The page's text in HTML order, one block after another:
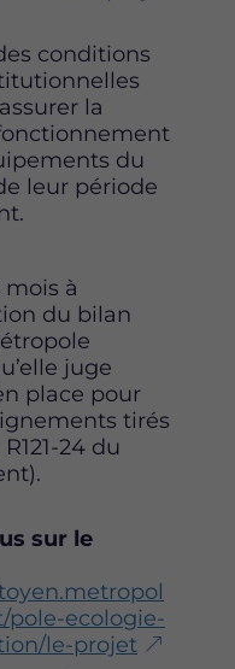
conditions
la
du
leur période
à
du bilan
juge
place pour
tirés
24 du
sur le
pole-ecologie-
le-projet